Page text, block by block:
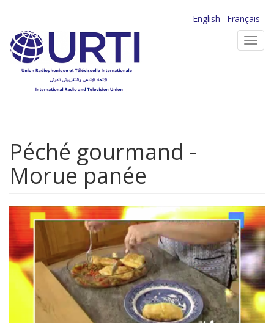
contenu
principal
English
Français
Péché gourmand -
Morue panée